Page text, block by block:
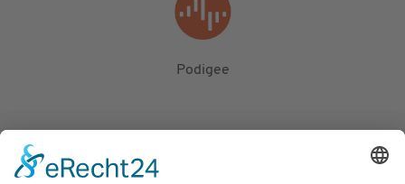
Podigee